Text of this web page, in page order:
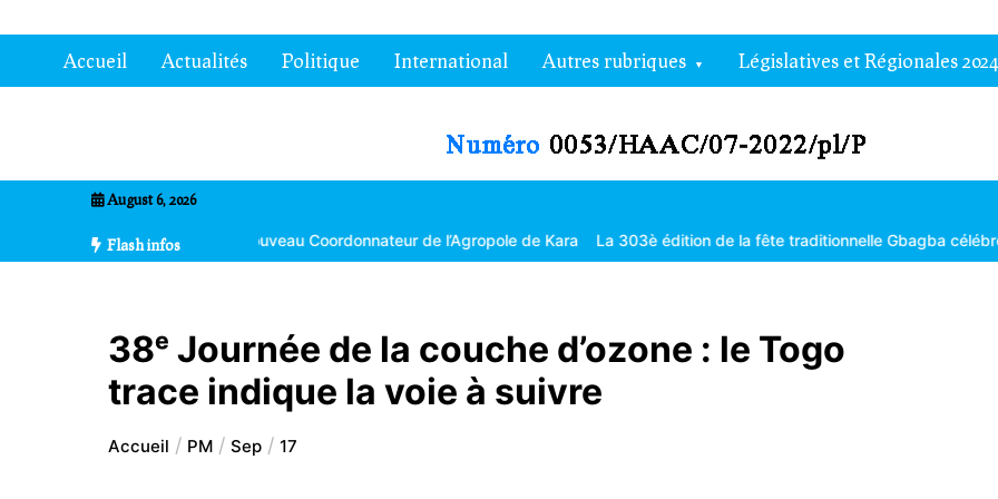
au
contenuAccueil Actualités Politique International Autres rubriques Législatives et Régionales 2024
August 6, 2026
Flash infos
Bikpéta nommé nouveau Coordonnateur de l’Agropole de Kara La 303è édition de la fête traditionnelle Gbagba célébrée dans la
38ᵉ Journée de la couche d’ozone : le Togo
trace indique la voie à suivre
Accueil PM Sep 17